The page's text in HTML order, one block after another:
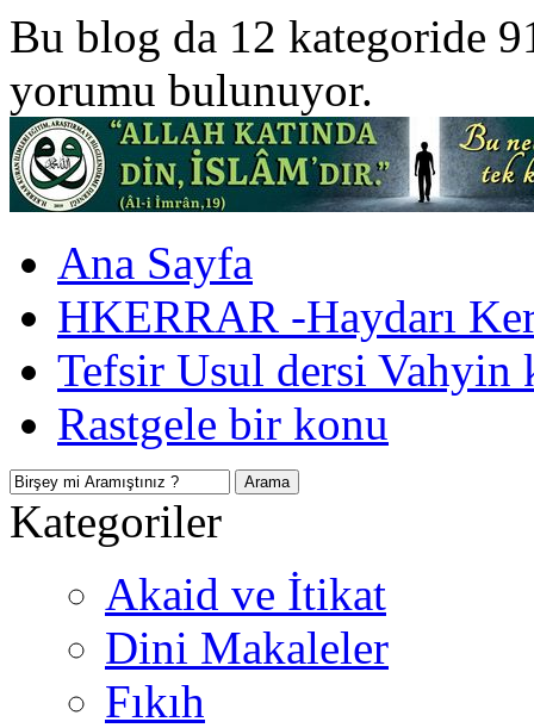
Bu blog da 12 kategoride
yorumu bulunuyor.
Ana Sayfa
HKERRAR -Haydarı
Tefsir Usul dersi Vahyin
Rastgele bir konu
Kategoriler
Akaid ve İtikat
Dini Makaleler
Fıkıh